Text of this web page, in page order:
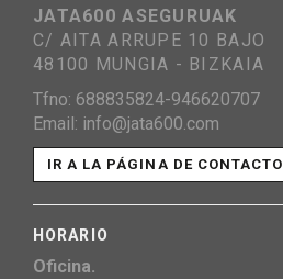
JATA600 ASEGURUAK
C/ AITA ARRUPE 10 BAJO
48100 MUNGIA - BIZKAIA
Tfno: 688835824-946620707
Email: info@jata600.com
IR A LA PÁGINA DE CONTACTO
HORARIO
Oficina.